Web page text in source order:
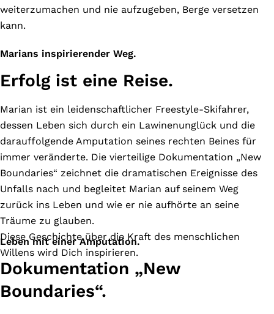
weiterzumachen und nie aufzugeben, Berge versetzen
kann.
Marians inspirierender Weg.
Erfolg ist eine Reise.
Marian ist ein leidenschaftlicher Freestyle-Skifahrer,
dessen Leben sich durch ein Lawinenunglück und die
darauffolgende Amputation seines rechten Beines für
immer veränderte. Die vierteilige Dokumentation „New
Boundaries“ zeichnet die dramatischen Ereignisse des
Unfalls nach und begleitet Marian auf seinem Weg
zurück ins Leben und wie er nie aufhörte an seine
Träume zu glauben.
Diese Geschichte über die Kraft des menschlichen
Willens wird Dich inspirieren.
Leben mit einer Amputation.
Dokumentation „New
Boundaries“.